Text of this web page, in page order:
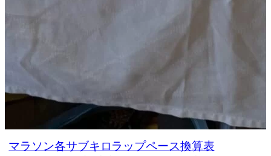
マラソン各サブキロラップペース換算表